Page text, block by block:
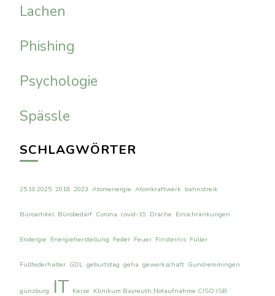
Lachen
Phishing
Psychologie
Spässle
SCHLAGWÖRTER
25.10.2025 2018 2023 Atomenergie Atomkraftwerk bahnstreik
Büroartikel Bürobedarf Corona covid-19 Drache Einschränkungen
Endergie Energieherstellung Feder Feuer Finsternis Füller
Füllfederhalter GDL geburtstag geha gewerkschaft Gundremmingen
günzburg IT Kerze Klinikum Bayreuth Notaufnahme CISO ISB